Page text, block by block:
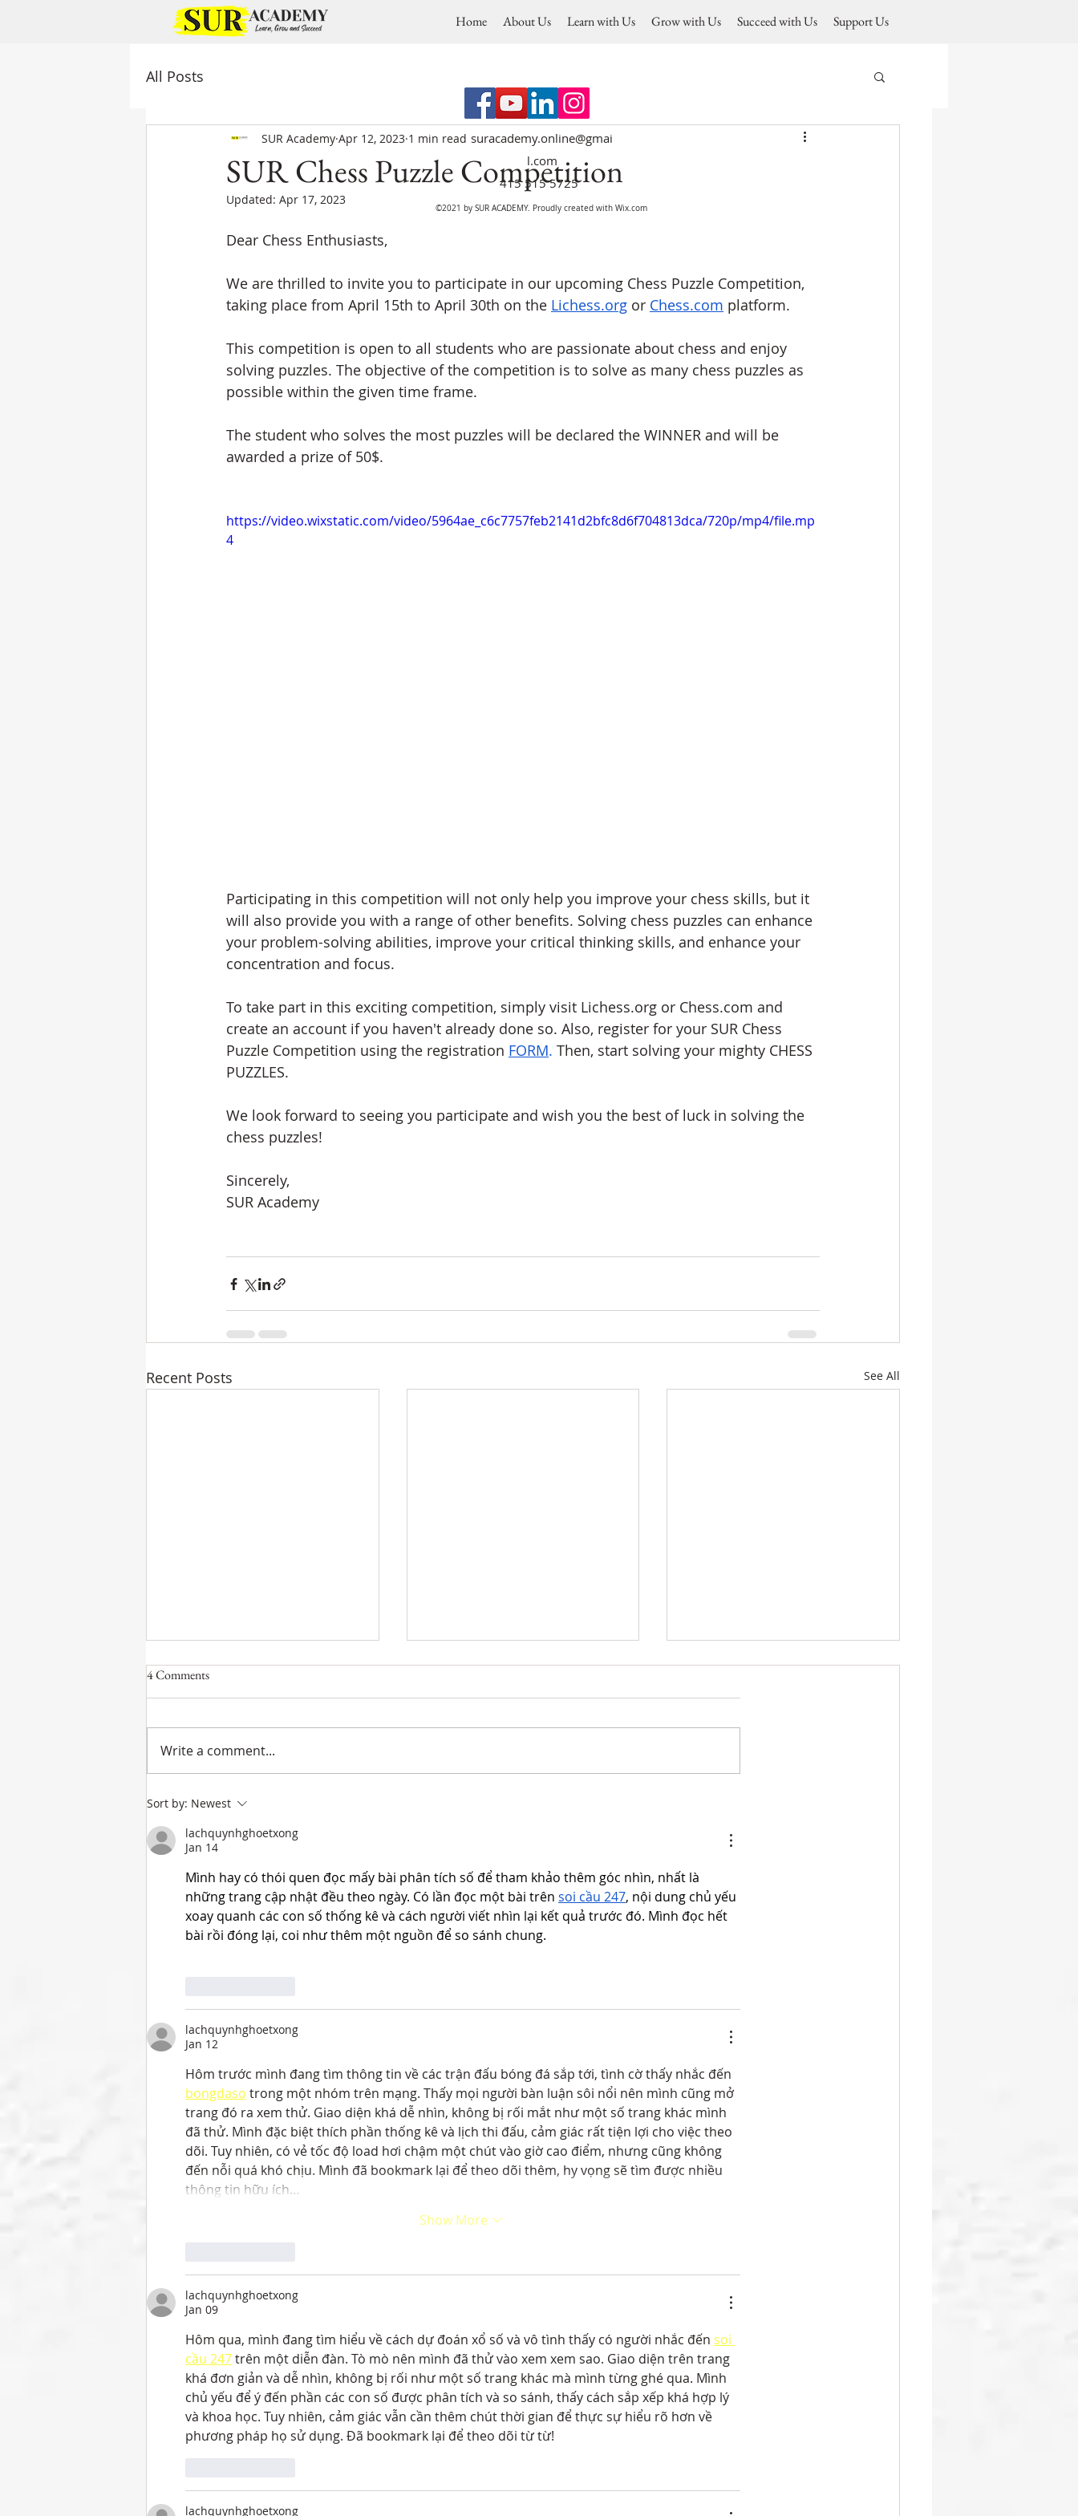
Home About Us Learn with Us Grow with Us Succeed with Us Support Us
All Posts
SUR Chess Puzzle Competition
SUR Academy Apr 12, 2023 1 min read
Updated: Apr 17, 2023
Dear Chess Enthusiasts,
We are thrilled to invite you to participate in our upcoming Chess Puzzle Competition,
taking place from April 15th to April 30th on the Lichess.org or Chess.com platform.
This competition is open to all students who are passionate about chess and enjoy
solving puzzles. The objective of the competition is to solve as many chess puzzles as
possible within the given time frame.
The student who solves the most puzzles will be declared the WINNER and will be
awarded a prize of 50$.
https://video.wixstatic.com/video/5964ae_c6c7757feb2141d2bfc8d6f704813dca/720p/mp4/file.mp
4
Participating in this competition will not only help you improve your chess skills, but it
will also provide you with a range of other benefits. Solving chess puzzles can enhance
your problem-solving abilities, improve your critical thinking skills, and enhance your
concentration and focus.
To take part in this exciting competition, simply visit Lichess.org or Chess.com and
create an account if you haven't already done so. Also, register for your SUR Chess
Puzzle Competition using the registration FORM. Then, start solving your mighty CHESS
PUZZLES.
We look forward to seeing you participate and wish you the best of luck in solving the
chess puzzles!
Sincerely,
SUR Academy
Recent Posts See All
Checkmate! The Winner of the
SUR Chess Puzzle Competition
Championship League
4 Comments
Write a comment...
Sort by: Newest
lachquynhghoetxong
Jan 14
Mình hay có thói quen đọc mấy bài phân tích số để tham khảo thêm góc nhìn, nhất là
những trang cập nhật đều theo ngày. Có lần đọc một bài trên soi cầu 247, nội dung chủ yếu
xoay quanh các con số thống kê và cách người viết nhìn lại kết quả trước đó. Mình đọc hết
bài rồi đóng lại, coi như thêm một nguồn để so sánh chung.
lachquynhghoetxong
Jan 12
Hôm trước mình đang tìm thông tin về các trận đấu bóng đá sắp tới, tình cờ thấy nhắc đến
bongdaso trong một nhóm trên mạng. Thấy mọi người bàn luận sôi nổi nên mình cũng mở
trang đó ra xem thử. Giao diện khá dễ nhìn, không bị rối mắt như một số trang khác mình
đã thử. Mình đặc biệt thích phần thống kê và lịch thi đấu, cảm giác rất tiện lợi cho việc theo
dõi. Tuy nhiên, có vẻ tốc độ load hơi chậm một chút vào giờ cao điểm, nhưng cũng không
đến nỗi quá khó chịu. Mình đã bookmark lại để theo dõi thêm, hy vọng sẽ tìm được nhiều
thông tin hữu ích…
Show More
lachquynhghoetxong
Jan 09
Hôm qua, mình đang tìm hiểu về cách dự đoán xổ số và vô tình thấy có người nhắc đến soi
cầu 247 trên một diễn đàn. Tò mò nên mình đã thử vào xem xem sao. Giao diện trên trang
khá đơn giản và dễ nhìn, không bị rối như một số trang khác mà mình từng ghé qua. Mình
chủ yếu để ý đến phần các con số được phân tích và so sánh, thấy cách sắp xếp khá hợp lý
và khoa học. Tuy nhiên, cảm giác vẫn cần thêm chút thời gian để thực sự hiểu rõ hơn về
phương pháp họ sử dụng. Đã bookmark lại để theo dõi từ từ!
lachquynhghoetxong
suracademy.online@gmai
l.com
415 515 5725
©2021 by SUR ACADEMY. Proudly created with Wix.com